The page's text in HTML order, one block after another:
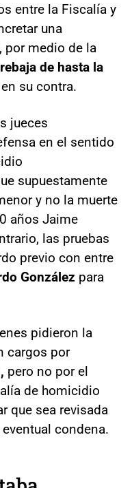
entre la Fiscalía y
una
por medio de la
de hasta la
su contra.
jueces
en el sentido
supuestamente
y no la muerte
años Jaime
las pruebas
previo con entre
González para
pidieron la
cargos por
pero no por el
de homicidio
que sea revisada
condena.